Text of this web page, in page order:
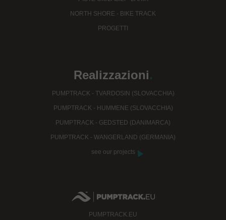
NORTH SHORE - BIKE TRACK
PROGETTI
Realizzazioni.
PUMPTRACK - TVARDOSIN (SLOVACCHIA)
PUMPTRACK - HUMMENE (SLOVACCHIA)
PUMPTRACK - GEDSTED (DANIMARCA)
PUMPTRACK - WANGERLAND (GERMANIA)
see our projects
PUMPTRACK.EU